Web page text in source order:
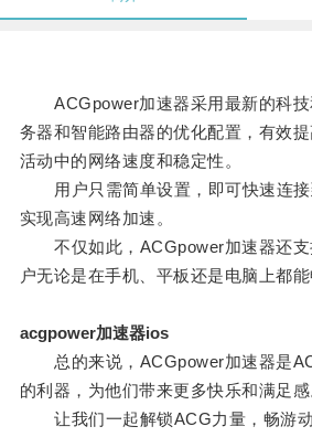
ACGpower加速器采用最新的科技
务器和智能路由器的优化配置，有效
活动中的网络速度和稳定性。
用户只需简单设置，即可快速连接
实现高速网络加速。
不仅如此，ACGpower加速器还支
户无论是在手机、平板还是电脑上都
acgpower加速器ios
总的来说，ACGpower加速器是
的利器，为他们带来更多快乐和满足感
让我们一起解锁ACG力量，畅游动